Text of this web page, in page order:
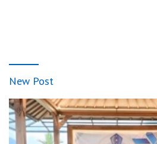
New Post